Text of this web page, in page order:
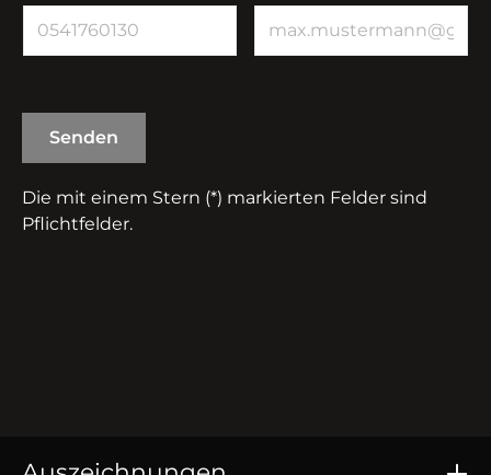
Senden
Die mit einem Stern (*) markierten Felder sind
Pflichtfelder.